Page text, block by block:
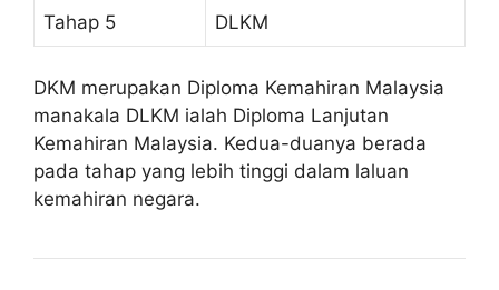
Tahap 5 DLKM
DKM merupakan Diploma Kemahiran Malaysia
manakala DLKM ialah Diploma Lanjutan
Kemahiran Malaysia. Kedua-duanya berada
pada tahap yang lebih tinggi dalam laluan
kemahiran negara.